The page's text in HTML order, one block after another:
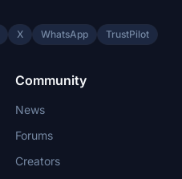
X WhatsApp TrustPilot
Community
News
Forums
Creators